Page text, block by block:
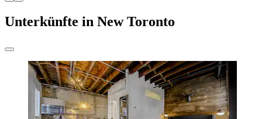
Unterkünfte in New Toronto